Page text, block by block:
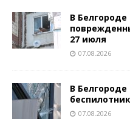
В
27 июля
07.08.2026
В
07.08.2026